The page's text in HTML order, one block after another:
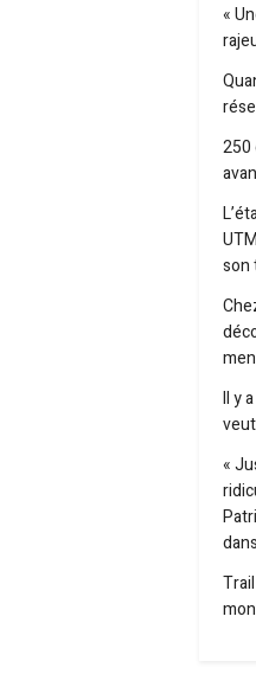
«
250
son
Il y
«